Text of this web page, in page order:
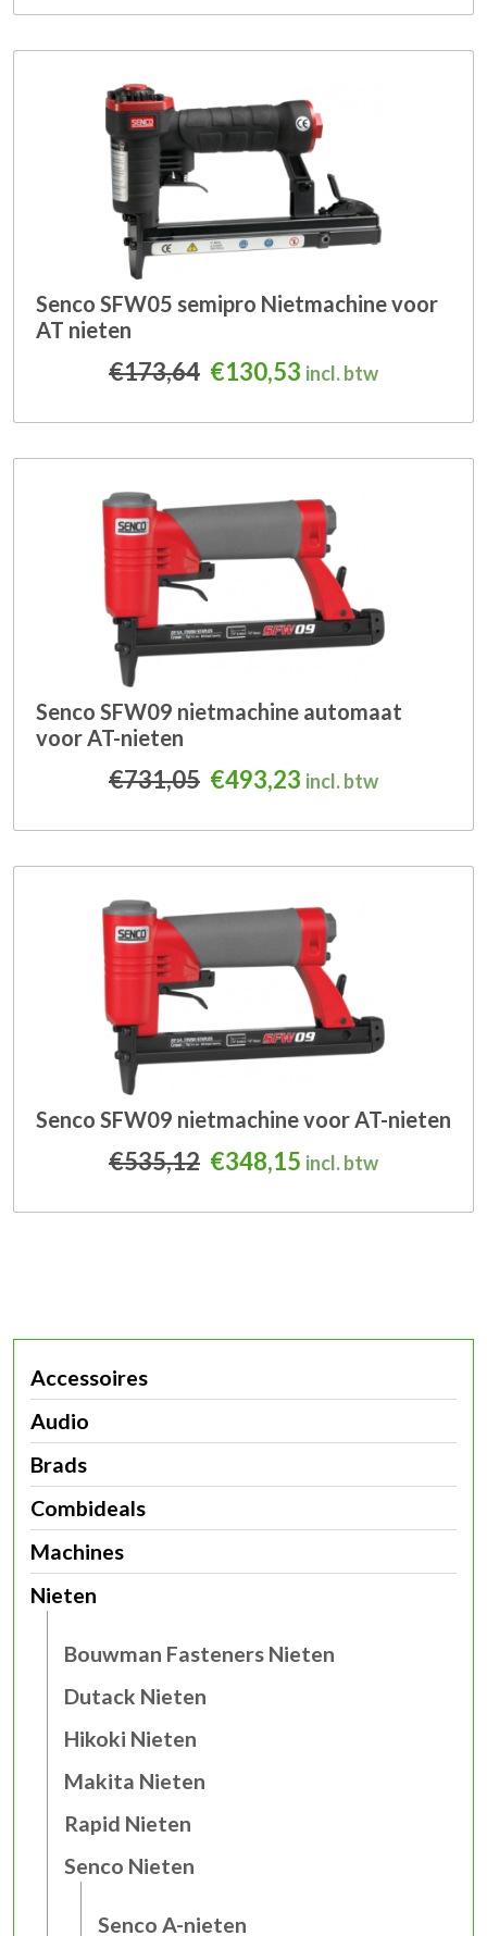
Senco SFW05 semipro Nietmachine voor
AT nieten
€173,64 Oorspronkelijke prijs
€130,53 Huidige prijs is:
incl. btw
Senco SFW09 nietmachine automaat
voor AT-nieten
€731,05 Oorspronkelijke prijs
€493,23 Huidige prijs is:
incl. btw
Senco SFW09 nietmachine voor AT-nieten
€535,12 Oorspronkelijke prijs
€348,15 Huidige prijs is:
incl. btw
Accessoires
Audio
Brads
Combideals
Machines
Nieten
Bouwman Fasteners Nieten
Dutack Nieten
Hikoki Nieten
Makita Nieten
Rapid Nieten
Senco Nieten
Senco A-nieten